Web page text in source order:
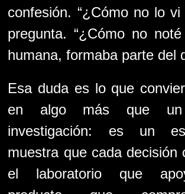
confesión. “¿Cómo no lo vi
pregunta. “¿Cómo no
humana, formaba parte del
Esa duda es lo que
en algo más que
investigación: es un
muestra que cada
el laboratorio que